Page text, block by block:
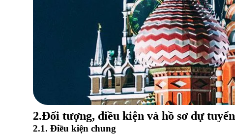
2.Đối tượng, điều kiện và hồ sơ dự tuyển
2.1. Điều kiện chung